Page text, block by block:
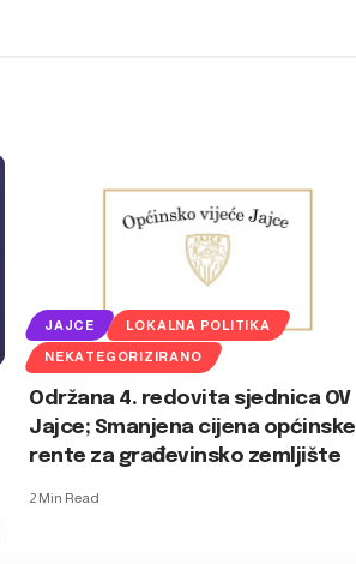
JAJCE LOKALNA POLITIKA
NEKATEGORIZIRANO
Održana 4. redovita sjednica OV
Jajce; Smanjena cijena općinske
rente za građevinsko zemljište
2 Min Read